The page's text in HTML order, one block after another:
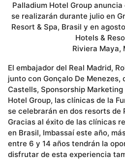
Palladium Hotel Group
se realizarán durante julio en
Resort & Spa, Brasil y en
Hotels &
Riviera Maya,
El embajador del Real Madrid,
junto con Gonçalo De Menezes,
Castells, Sponsorship
Hotel Group, las clínicas de la
se celebrarán en dos resorts de
Gracias al éxito de las clínicas
en Brasil, Imbassaí este año,
entre 6 y 14 años tendrán la
disfrutar de esta experiencia